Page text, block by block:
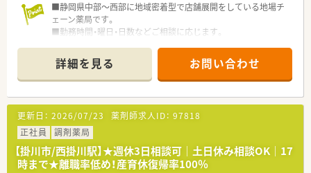
■静岡県中部～西部に地域密着型で店舗展開をしている地場チ
ェーン薬局です。
■勤務時間・曜日・日数などご相談に応じます。
■近隣に複数店舗展開されている為、応援体制が整っておりま
す。
■お子さんの急なお休み等も相談できますので、子育て中のママ
薬剤師さんにもオススメ！
■人材育成に力を入れており、研修・教育制度が充実★
詳細を見る お問い合わせ
更新日： 2026/07/23 薬剤師求人ID： 97818
正社員
調剤薬局
【掛川市/西掛川駅】★週休3日相談可｜土日休み相談OK｜17
時まで★離職率低め！産育休復帰率100％